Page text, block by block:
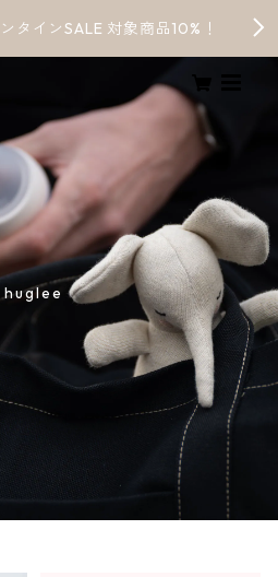
タインSALE 対象商品10%！
huglee